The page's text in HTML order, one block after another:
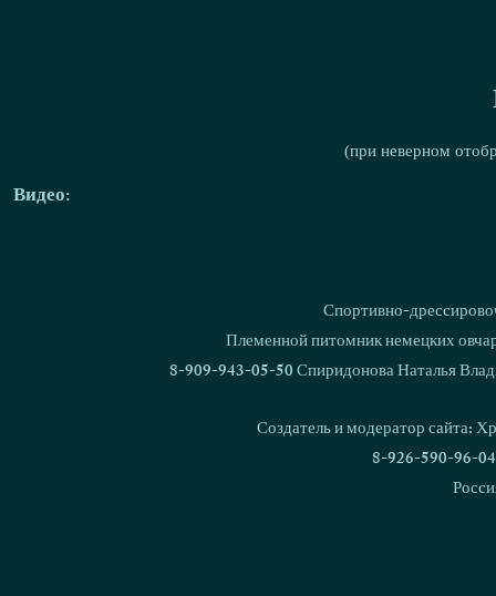
(при неверном
Видео:
Спортивно-
Племенной питомник немецких
8-909-943-05-50 Спиридонова Наталья
Создатель и модератор сайта:
8-926-590-96-